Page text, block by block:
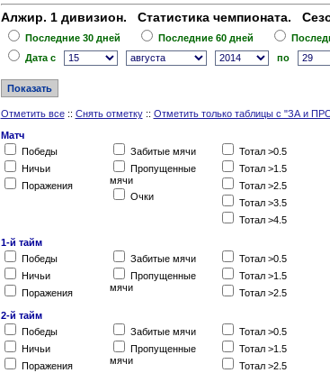
Алжир. 1 дивизион. Статистика чемпионата.
Последние 30 дней Последние 60 дней
Дата c
по
Отметить все:: Снять отметку:: Отметить только таблицы с "ЗА и
Матч
Победы
Ничьи
Поражения
Забитые мячи
Пропущенные
мячи
Очки
Тотал >0.5
Тотал >1.5
Тотал >2.5
Тотал >3.5
Тотал >4.5
1-й тайм
Победы
Ничьи
Поражения
Забитые мячи
Пропущенные
мячи
Тотал >0.5
Тотал >1.5
Тотал >2.5
2-й тайм
Победы
Ничьи
Поражения
Забитые мячи
Пропущенные
мячи
Тотал >0.5
Тотал >1.5
Тотал >2.5